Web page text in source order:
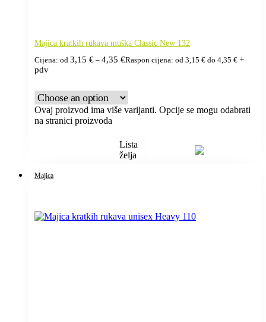
Majica kratkih rukava muška Classic New 132
Cijena: od 3,15 € – 4,35 €Raspon cijena: od 3,15 € do 4,35 € +
pdv
Ovaj proizvod ima više varijanti. Opcije se mogu odabrati
na stranici proizvoda
Lista
želja
Majica